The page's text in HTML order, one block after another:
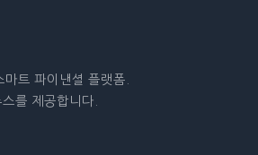
트 파이낸셜 플랫폼.
를 제공합니다.